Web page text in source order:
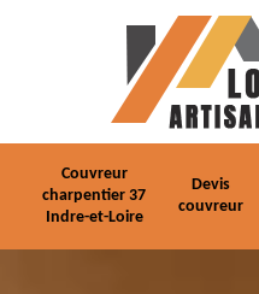
Couvreur
charpentier 37
Indre-et-Loire
Devis
couvreur